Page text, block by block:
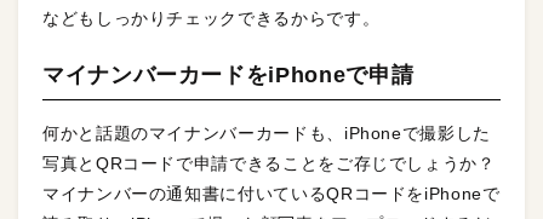
などもしっかりチェックできるからです。
マイナンバーカードをiPhoneで申請
何かと話題のマイナンバーカードも、iPhoneで撮影した
写真とQRコードで申請できることをご存じでしょうか？
マイナンバーの通知書に付いているQRコードをiPhoneで